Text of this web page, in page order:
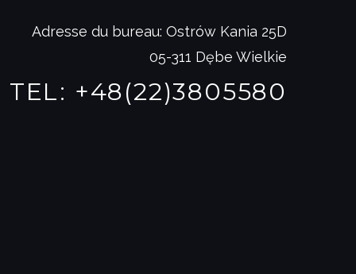
Adresse du bureau: Ostrów Kania 25D
05-311 Dębe Wielkie
TEL: +48(22)3805580